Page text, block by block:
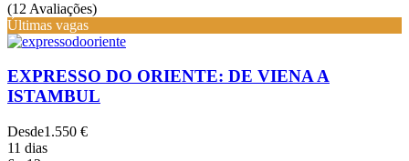
(12 Avaliações)
Últimas vagas
EXPRESSO DO ORIENTE: DE VIENA A
ISTAMBUL
Desde1.550 €
11 dias